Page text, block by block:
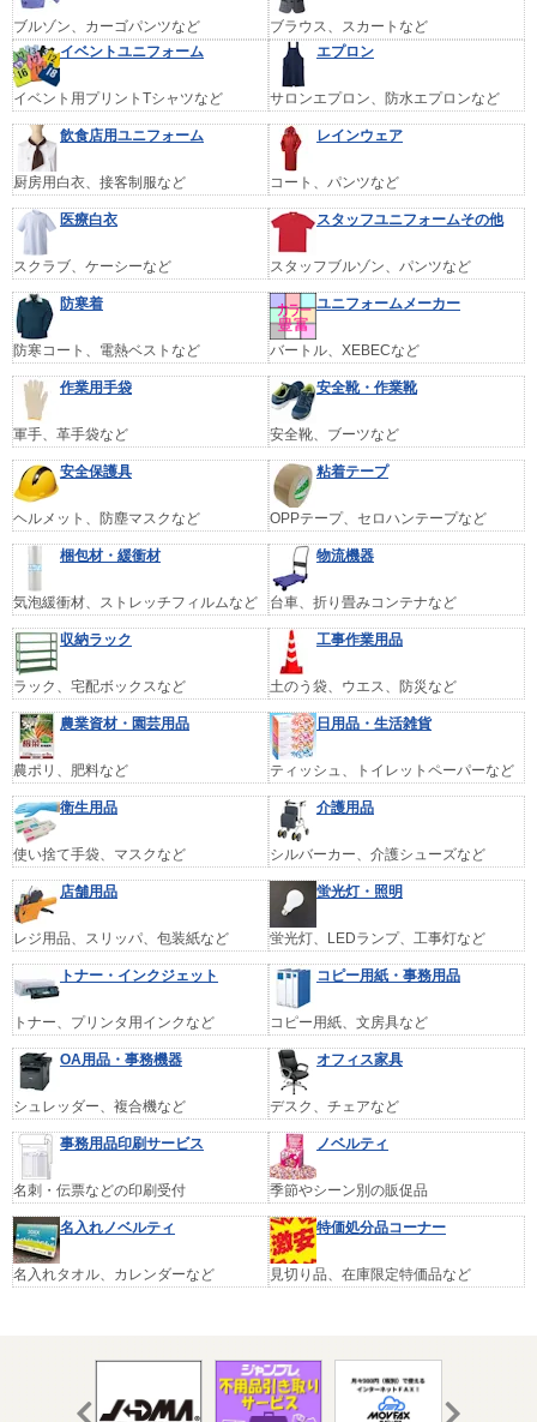
ブルゾン、カーゴパンツなど
ブラウス、スカートなど
イベントユニフォーム
イベント用プリントTシャツなど
エプロン
サロンエプロン、防水エプロンなど
飲食店用ユニフォーム
厨房用白衣、接客制服など
レインウェア
コート、パンツなど
医療白衣
スクラブ、ケーシーなど
スタッフユニフォームその他
スタッフブルゾン、パンツなど
防寒着
防寒コート、電熱ベストなど
ユニフォームメーカー
バートル、XEBECなど
作業用手袋
軍手、革手袋など
安全靴・作業靴
安全靴、ブーツなど
安全保護具
ヘルメット、防塵マスクなど
粘着テープ
OPPテープ、セロハンテープなど
梱包材・緩衝材
気泡緩衝材、ストレッチフィルムなど
物流機器
台車、折り畳みコンテナなど
収納ラック
ラック、宅配ボックスなど
工事作業用品
土のう袋、ウエス、防災など
農業資材・園芸用品
農ポリ、肥料など
日用品・生活雑貨
ティッシュ、トイレットペーパーなど
衛生用品
使い捨て手袋、マスクなど
介護用品
シルバーカー、介護シューズなど
店舗用品
レジ用品、スリッパ、包装紙など
蛍光灯・照明
蛍光灯、LEDランプ、工事灯など
トナー・インクジェット
トナー、プリンタ用インクなど
コピー用紙・事務用品
コピー用紙、文房具など
OA用品・事務機器
シュレッダー、複合機など
オフィス家具
デスク、チェアなど
事務用品印刷サービス
名刺・伝票などの印刷受付
ノベルティ
季節やシーン別の販促品
名入れノベルティ
名入れタオル、カレンダーなど
特価処分品コーナー
見切り品、在庫限定特価品など